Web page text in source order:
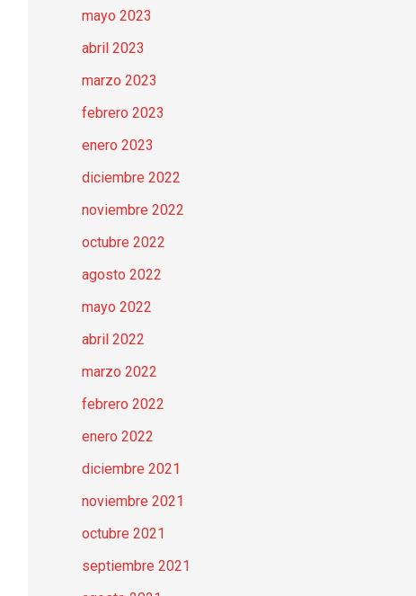
mayo 2023
abril 2023
marzo 2023
febrero 2023
enero 2023
diciembre 2022
noviembre 2022
octubre 2022
agosto 2022
mayo 2022
abril 2022
marzo 2022
febrero 2022
enero 2022
diciembre 2021
noviembre 2021
octubre 2021
septiembre 2021